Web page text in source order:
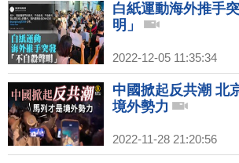
白紙運動海外推手
明」
2022-12-05 11:35:34
中國掀起反共潮 北
境外勢力
2022-11-28 21:20:56